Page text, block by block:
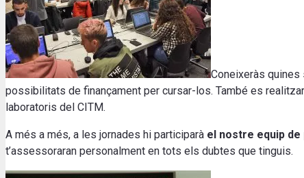
Coneixeràs quines
possibilitats de finançament per cursar-los. També es
laboratoris del CITM.
A més a més, a les jornades hi participarà el nostre equip
t’assessoraran personalment en tots els dubtes que tinguis.